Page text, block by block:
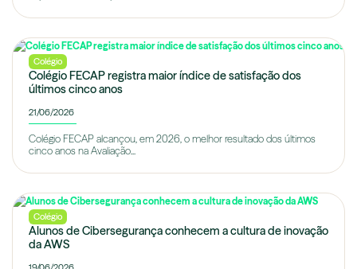
Colégio
Colégio FECAP registra maior índice de satisfação dos
últimos cinco anos
21/06/2026
Colégio FECAP alcançou, em 2026, o melhor resultado dos últimos
cinco anos na Avaliação...
Colégio
Alunos de Cibersegurança conhecem a cultura de inovação
da AWS